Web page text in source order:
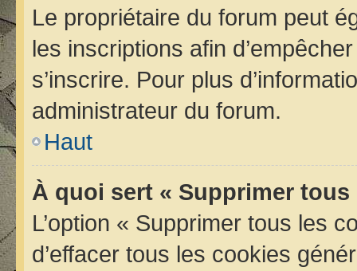
Le propriétaire du forum peut
les inscriptions afin
s’inscrire. Pour plus
administrateur du forum.
Haut
À quoi sert « Supprimer
L’option « Supprimer tous les
d’effacer tous les cookies